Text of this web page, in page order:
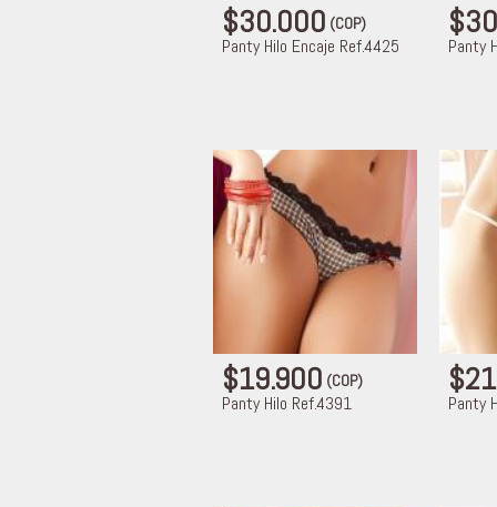
$30.000(COP)
Panty Hilo Encaje Ref.4425 Panty
$19.900(COP)
Panty Hilo Ref.4391 Panty